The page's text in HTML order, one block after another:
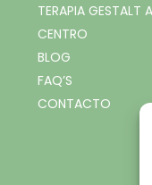
TERAPIA GESTALT
CENTRO
BLOG
FAQ’S
CONTACTO